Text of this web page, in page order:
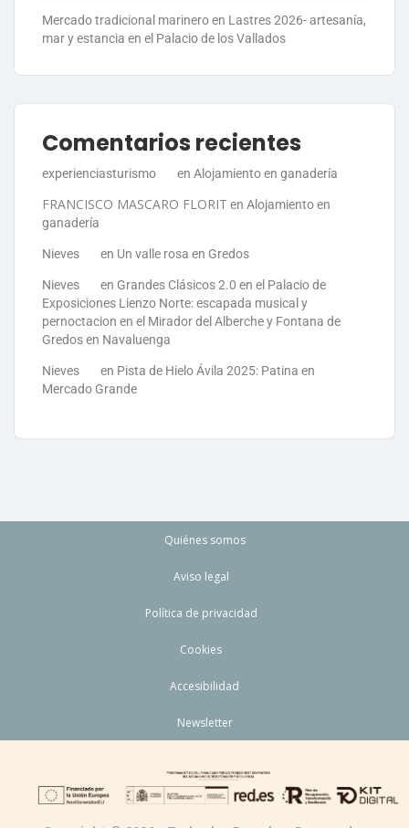
Mercado tradicional marinero en Lastres 2026- artesanía,
mar y estancia en el Palacio de los Vallados
Comentarios recientes
experienciasturismo en Alojamiento en ganadería
FRANCISCO MASCARO FLORIT en Alojamiento en
ganadería
Nieves en Un valle rosa en Gredos
Nieves en Grandes Clásicos 2.0 en el Palacio de
Exposiciones Lienzo Norte: escapada musical y
pernoctacion en el Mirador del Alberche y Fontana de
Gredos en Navaluenga
Nieves en Pista de Hielo Ávila 2025: Patina en
Mercado Grande
Quiénes somos
Aviso legal
Política de privacidad
Cookies
Accesibilidad
Newsletter